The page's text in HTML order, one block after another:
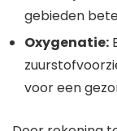
gebieden
Oxygenatie:
voor een